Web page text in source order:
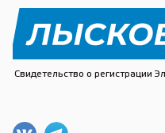
Свидетельство о